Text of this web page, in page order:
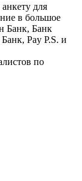
для
в большое
Банк, Банк
Pay P.S. и
по